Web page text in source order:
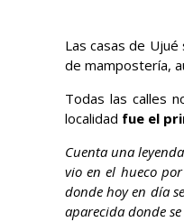
Las casas de
de mampostería,
Todas las calles
localidad fue el
Cuenta una
vio en el hueco
donde hoy en día
aparecida donde